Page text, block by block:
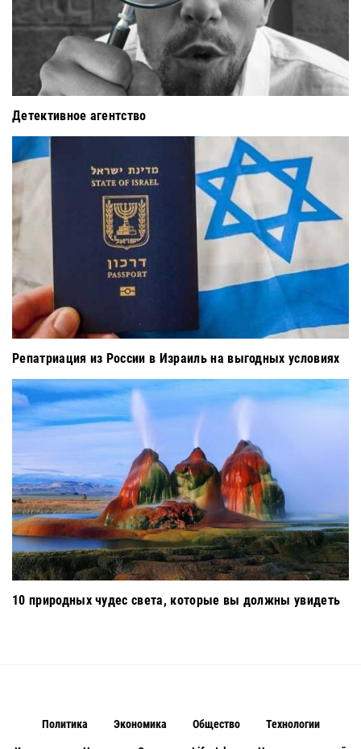
Детективное агентство
Репатриация из России в Израиль на выгодных условиях
10 природных чудес света, которые вы должны увидеть
Политика Экономика Общество Технологии